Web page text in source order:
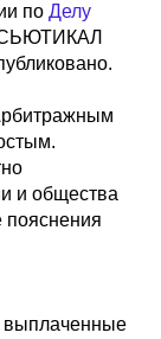
по Делу
и общества
пояснения
выплаченные